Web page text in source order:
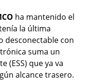
ha mantenido el
la última
desconectable con
suma un
(ESS) que ya va
alcance trasero.